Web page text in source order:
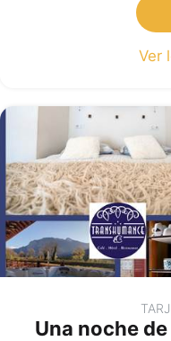
Ver
Una noche